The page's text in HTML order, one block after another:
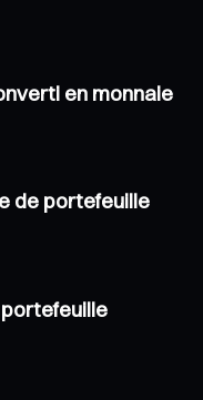
en monnaie
de portefeuille